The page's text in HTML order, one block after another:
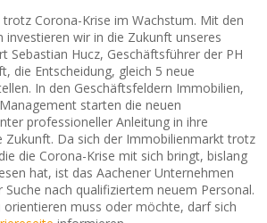
trotz Corona-Krise im Wachstum. Mit den
investieren wir in die Zukunft unseres
Sebastian Hucz, Geschäftsführer der PH
die Entscheidung, gleich 5 neue
In den Geschäftsfeldern Immobilien,
starten die neuen
professioneller Anleitung in ihre
Zukunft. Da sich der Immobilienmarkt trotz
die Corona-Krise mit sich bringt, bislang
hat, ist das Aachener Unternehmen
nach qualifiziertem neuem Personal.
orientieren muss oder möchte, darf sich